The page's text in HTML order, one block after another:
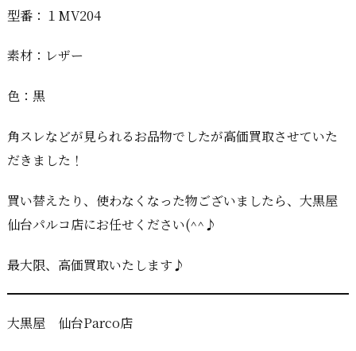
型番：１MV204
素材：レザー
色：黒
角スレなどが見られるお品物でしたが高価買取させていた
だきました！
買い替えたり、使わなくなった物ございましたら、大黒屋
仙台パルコ店にお任せください(^^♪
最大限、高価買取いたします♪
大黒屋 仙台Parco店